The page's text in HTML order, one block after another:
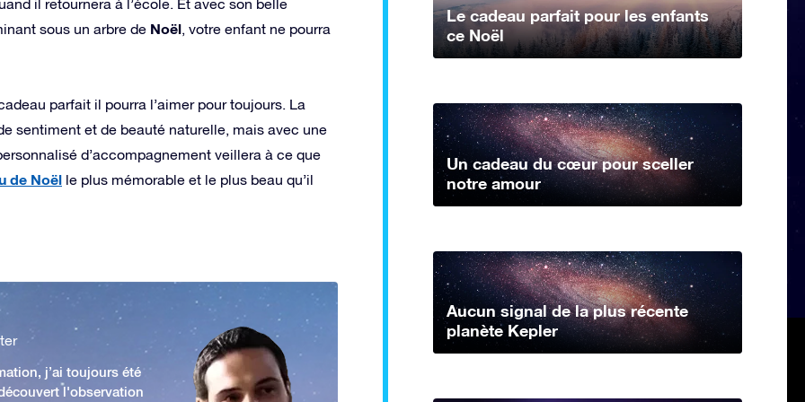
il retournera à l’école. Et avec son belle
sous un arbre de Noël, votre enfant ne pourra
parfait il pourra l’aimer pour toujours. La
sentiment et de beauté naturelle, mais avec une
d’accompagnement veillera à ce que
de Noël le plus mémorable et le plus beau qu’il
j’ai toujours été
l'observation
Le cadeau parfait pour les enfants
ce Noël
Un cadeau du cœur pour sceller
notre amour
Aucun signal de la plus récente
planète Kepler